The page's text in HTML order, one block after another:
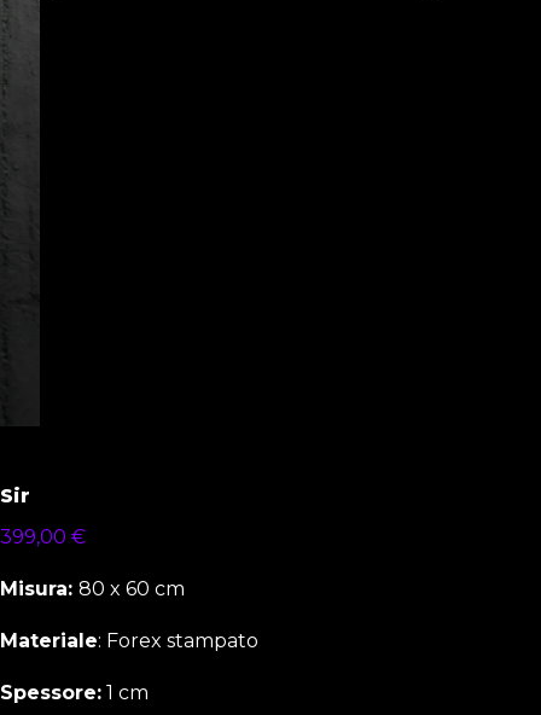
Sir
399,00 €
Misura: 80 x 60 cm
Materiale: Forex stampato
Spessore: 1 cm